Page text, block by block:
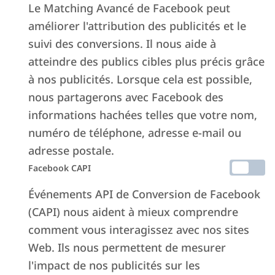
Le Matching Avancé de Facebook peut
améliorer l'attribution des publicités et le
suivi des conversions. Il nous aide à
atteindre des publics cibles plus précis grâce
à nos publicités. Lorsque cela est possible,
nous partagerons avec Facebook des
informations hachées telles que votre nom,
numéro de téléphone, adresse e-mail ou
adresse postale.
Facebook CAPI
Événements API de Conversion de Facebook
(CAPI) nous aident à mieux comprendre
comment vous interagissez avec nos sites
Web. Ils nous permettent de mesurer
l'impact de nos publicités sur les